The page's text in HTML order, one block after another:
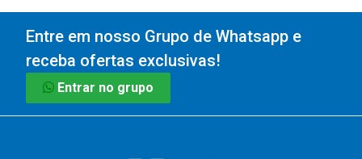
Entre em nosso Grupo de Whatsapp e
receba ofertas exclusivas!
Entrar no grupo